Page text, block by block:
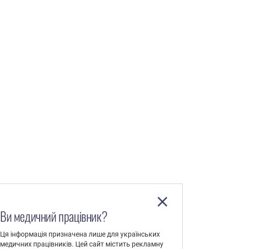
Ви медичний працівник?
Ця інформація призначена лише для українських
медичних працівників. Цей сайт містить рекламну